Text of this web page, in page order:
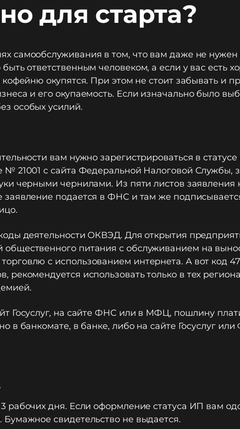
для старта?
самообслуживания в том, что вам даже не
ответственным человеком, а если у вас есть
окупятся. При этом не стоит забывать и
и его окупаемость. Если изначально было
особых усилий.
вам нужно зарегистрироваться в
№ 21001 с сайта Федеральной Налоговой
черными чернилами. Из пяти листов заявления
заявление подается в ФНС и там же
деятельности ОКВЭД. Для открытия
питания с обслуживанием на
с использованием интернета. А вот код
рекомендуется использовать только в тех
Госуслуг, на сайте ФНС или в МФЦ, пошлину
в банкомате, в банке, либо на сайте Госуслуг
рабочих дня. Если оформление статуса ИП вам
свидетельство не выдается.